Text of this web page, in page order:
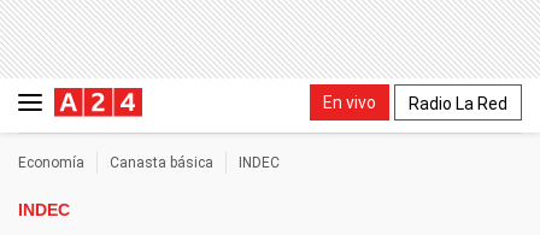
En vivo Radio La Red
Economía Canasta básica INDEC
INDEC